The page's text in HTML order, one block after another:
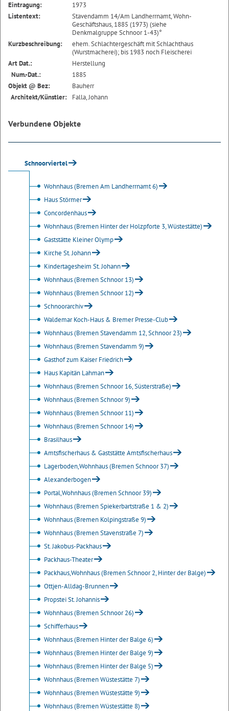
Eintragung:
1973
Listentext:
Stavendamm 14/Am Landherrnamt, Wohn-
Geschäftshaus, 1885 (1973) (siehe
Denkmalgruppe Schnoor 1-43)°
Kurzbeschreibung:
ehem. Schlachtergeschäft mit Schlachthaus
(Wurstmacherei); bis 1983 noch Fleischerei
Art Dat.:
Herstellung
Num.-Dat.:
1885
Objekt @ Bez:
Bauherr
Architekt/Künstler:
Falla, Johann
Verbundene Objekte
Schnoorviertel
Wohnhaus (Bremen Am Landherrnamt 6)
Haus Störmer
Concordenhaus
Wohnhaus (Bremen Hinter der Holzpforte 3, Wüstestätte)
Gaststätte Kleiner Olymp
Kirche St. Johann
Kindertagesheim St. Johann
Wohnhaus (Bremen Schnoor 13)
Wohnhaus (Bremen Schnoor 12)
Schnoorarchiv
Waldemar Koch-Haus & Bremer Presse-Club
Wohnhaus (Bremen Stavendamm 12, Schnoor 23)
Wohnhaus (Bremen Stavendamm 9)
Gasthof zum Kaiser Friedrich
Haus Kapitän Lahman
Wohnhaus (Bremen Schnoor 16, Süsterstraße)
Wohnhaus (Bremen Schnoor 9)
Wohnhaus (Bremen Schnoor 11)
Wohnhaus (Bremen Schnoor 14)
Brasilhaus
Amtsfischerhaus & Gaststätte Amtsfischerhaus
Lagerboden,Wohnhaus (Bremen Schnoor 37)
Alexanderbogen
Portal,Wohnhaus (Bremen Schnoor 39)
Wohnhaus (Bremen Spiekerbartstraße 1 & 2)
Wohnhaus (Bremen Kolpingstraße 9)
Wohnhaus (Bremen Stavenstraße 7)
St. Jakobus-Packhaus
Packhaus-Theater
Packhaus,Wohnhaus (Bremen Schnoor 2, Hinter der Balge)
Ottjen-Alldag-Brunnen
Propstei St. Johannis
Wohnhaus (Bremen Schnoor 26)
Schifferhaus
Wohnhaus (Bremen Hinter der Balge 6)
Wohnhaus (Bremen Hinter der Balge 9)
Wohnhaus (Bremen Hinter der Balge 5)
Wohnhaus (Bremen Wüstestätte 7)
Wohnhaus (Bremen Wüstestätte 9)
Wohnhaus (Bremen Wüstestätte 8)